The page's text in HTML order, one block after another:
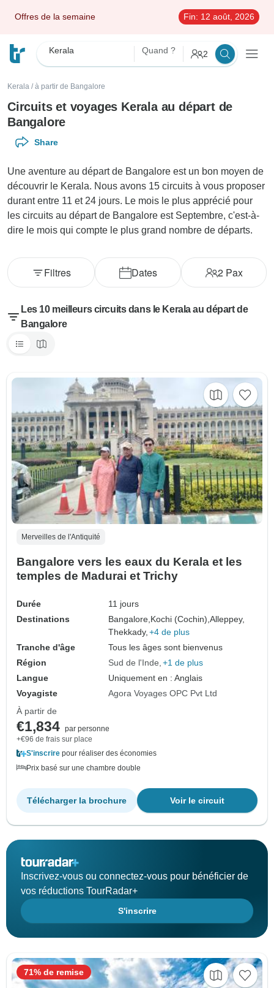
Offres de la semaine Fin: 12 août, 2026
Kerala Quand ? 2
Kerala / à partir de Bangalore
Circuits et voyages Kerala au départ de
Bangalore
Share
Une aventure au départ de Bangalore est un bon moyen de
découvrir le Kerala. Nous avons 15 circuits à vous proposer
durant entre 11 et 24 jours. Le mois le plus apprécié pour
les circuits au départ de Bangalore est Septembre, c'est-à-
dire le mois qui compte le plus grand nombre de départs.
Dates 2Pax
Filtres
Les 10 meilleurs circuits dans le Kerala au départ de
Bangalore
Merveilles de l'Antiquité
Bangalore vers les eaux du Kerala et les
temples de Madurai et Trichy
Durée
11 jours
Destinations
Bangalore, Kochi (Cochin),Alleppey,
Thekkady, +4 de plus
Tranche d'âge
Tous les âges sont bienvenus
Région
Sud de l'Inde +1 de plus
Langue
Uniquement en : Anglais
Voyagiste
Agora Voyages OPC Pvt Ltd
À partir de
€1,834 par personne
+€96 de frais sur place
S'inscrire pour réaliser des économies
Prix basé sur une chambre double
Voir le circuit
Télécharger la brochure
Inscrivez-vous ou connectez-vous pour bénéficier de
vos réductions TourRadar+
S'inscrire
71% de remise